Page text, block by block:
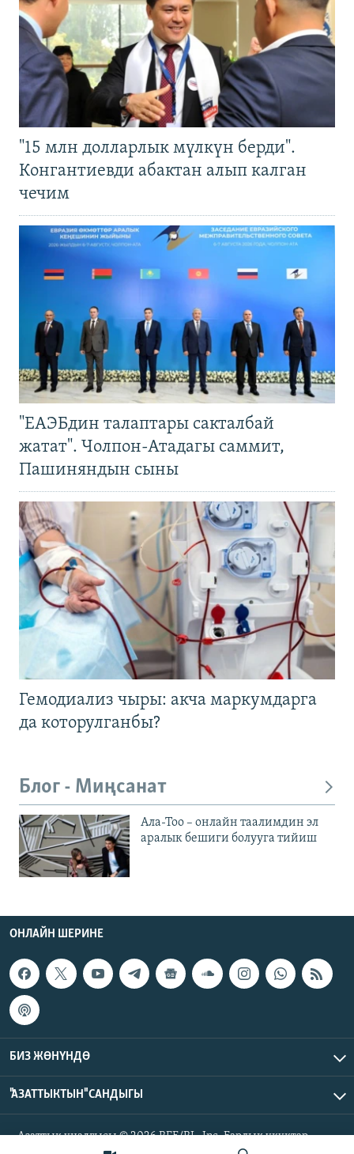
"15 млн долларлык мүлкүн берди".
Конгантиевди абактан алып калган
чечим
"ЕАЭБдин талаптары сакталбай
жатат". Чолпон-Атадагы саммит,
Пашиняндын сыны
Гемодиализ чыры: акча маркумдарга
да которулганбы?
Блог - Миңсанат
Ала-Тоо – онлайн таалимдин эл
аралык бешиги болууга тийиш
ОНЛАЙН ШЕРИНЕ
БИЗ ЖӨНҮНДӨ
"АЗАТТЫКТЫН" САНДЫГЫ
Азаттык үналгысы © 2026 RFE/RL, Inc. Бардык укуктар